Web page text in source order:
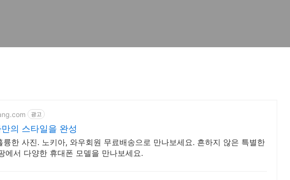
광고
의 스타일을 완성
륭한 사진. 노키아, 와우회원 무료배송으로 만나보세요. 흔하지 않은 특별한
에서 다양한 휴대폰 모델을 만나보세요.